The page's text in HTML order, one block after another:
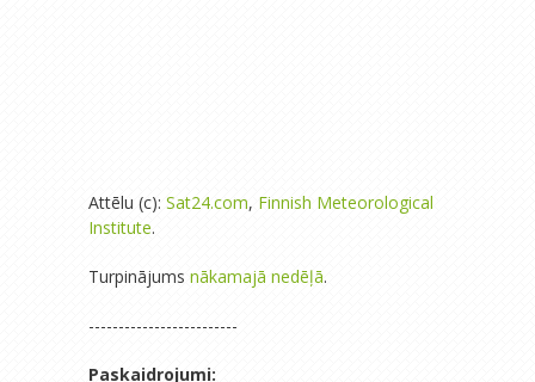
Attēlu (c): Sat24.com, Finnish Meteorological
Institute.
Turpinājums nākamajā nedēļā.
-------------------------
Paskaidrojumi: